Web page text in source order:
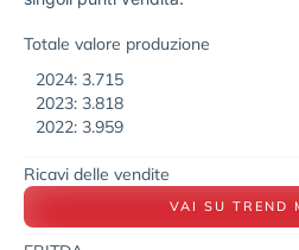
Totale valore produzione
2024: 3.715
2023: 3.818
2022: 3.959
Ricavi delle vendite
VAI SU TREND